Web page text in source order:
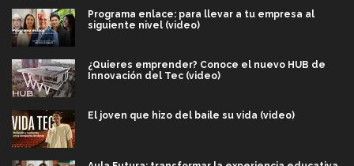
Programa enlace: para llevar a tu empresa al
siguiente nivel (video)
¿Quieres emprender? Conoce el nuevo HUB de
Innovación del Tec (video)
El joven que hizo del baile su vida (video)